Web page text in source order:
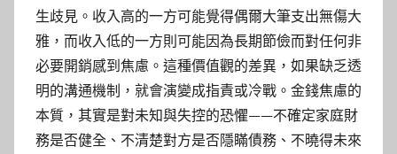
生歧見。收入高的一方可能覺得偶爾大筆支出無傷大
雅，而收入低的一方則可能因為長期節儉而對任何非
必要開銷感到焦慮。這種價值觀的差異，如果缺乏透
明的溝通機制，就會演變成指責或冷戰。金錢焦慮的
本質，其實是對未知與失控的恐懼——不確定家庭財
務是否健全、不清楚對方是否隱瞞債務、不曉得未來